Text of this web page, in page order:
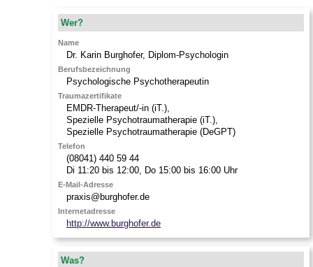
Wer?
Name
Dr. Karin Burghofer, Diplom-Psychologin
Berufsbezeichnung
Psychologische Psychotherapeutin
Traumazertifikate
EMDR-Therapeut/-in (iT.),
Spezielle Psychotraumatherapie (iT.),
Spezielle Psychotraumatherapie (DeGPT)
Telefon
(08041) 440 59 44
Di 11:20 bis 12:00, Do 15:00 bis 16:00 Uhr
E-Mail-Adresse
praxis@burghofer.de
Internetadresse
http://www.burghofer.de
Was?